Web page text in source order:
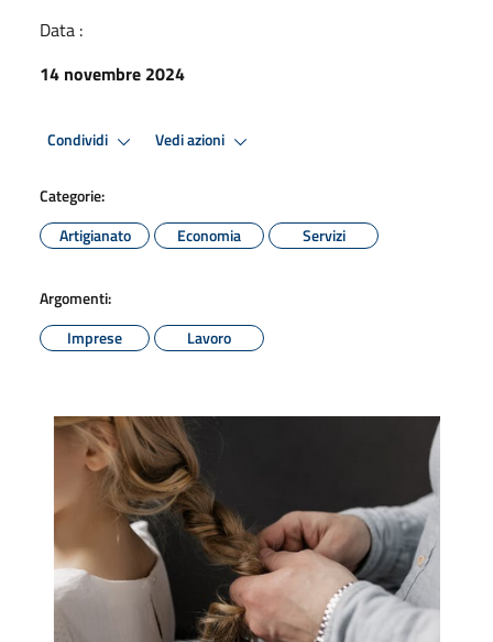
Data :
14 novembre 2024
Condividi Vedi azioni
Categorie:
Artigianato
Economia Servizi
Argomenti:
Imprese
Lavoro